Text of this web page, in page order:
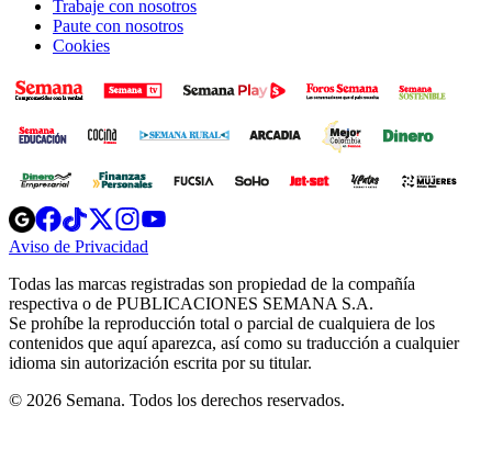
Trabaje con nosotros
Paute con nosotros
Cookies
Opens
in
new
Opens
in
new
Opens
in
new
window
Opens
new
windowwindow
Aviso de Privacidad
new
window
Todas las marcas registradas son propiedad de la compañía
respectiva o de PUBLICACIONES SEMANA S.A.
Se prohíbe la reproducción total o parcial de cualquiera de los
contenidos que aquí aparezca, así como su traducción a cualquier
idioma sin autorización escrita por su titular.
© 2026 Semana. Todos los derechos reservados.